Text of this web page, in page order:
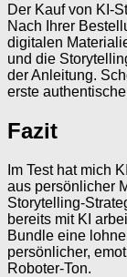
Der Kauf von KI-
Nach Ihrer
digitalen
und die
der Anleitung.
erste
Fazit
Im Test hat mich
aus persönlicher
Storytelling-
bereits mit KI
Bundle eine
persönlicher,
Roboter-Ton.